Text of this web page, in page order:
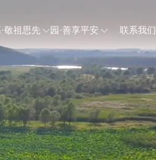
敬祖思先 园·善享平安 联系我们